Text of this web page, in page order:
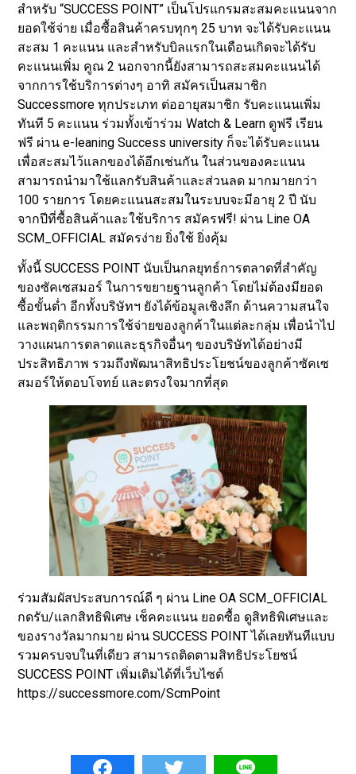
สำหรับ “SUCCESS POINT” เป็นโปรแกรมสะสมคะแนนจาก
ยอดใช้จ่าย เมื่อซื้อสินค้าครบทุกๆ 25 บาท จะได้รับคะแนน
สะสม 1 คะแนน และสำหรับบิลแรกในเดือนเกิดจะได้รับ
คะแนนเพิ่ม คูณ 2 นอกจากนี้ยังสามารถสะสมคะแนนได้
จากการใช้บริการต่างๆ อาทิ สมัครเป็นสมาชิก
Successmore ทุกประเภท ต่ออายุสมาชิก รับคะแนนเพิ่ม
ทันที 5 คะแนน ร่วมทั้งเข้าร่วม Watch & Learn ดูฟรี เรียน
ฟรี ผ่าน e-leaning Success university ก็จะได้รับคะแนน
เพื่อสะสมไว้แลกของได้อีกเช่นกัน ในส่วนของคะแนน
สามารถนำมาใช้แลกรับสินค้าและส่วนลด มากมายกว่า
100 รายการ โดยคะแนนสะสมในระบบจะมีอายุ 2 ปี นับ
จากปีที่ซื้อสินค้าและใช้บริการ สมัครฟรี! ผ่าน Line OA
SCM_OFFICIAL สมัครง่าย ยิ่งใช้ ยิ่งคุ้ม
ทั้งนี้ SUCCESS POINT นับเป็นกลยุทธ์การตลาดที่สำคัญ
ของซัคเซสมอร์ ในการขยายฐานลูกค้า โดยไม่ต้องมียอด
ซื้อขั้นต่ำ อีกทั้งบริษัทฯ ยังได้ข้อมูลเชิงลึก ด้านความสนใจ
และพฤติกรรมการใช้จ่ายของลูกค้าในแต่ละกลุ่ม เพื่อนำไป
วางแผนการตลาดและธุรกิจอื่นๆ ของบริษัทได้อย่างมี
ประสิทธิภาพ รวมถึงพัฒนาสิทธิประโยชน์ของลูกค้าซัคเซ
สมอร์ให้ตอบโจทย์ และตรงใจมากที่สุด
ร่วมสัมผัสประสบการณ์ดี ๆ ผ่าน Line OA SCM_OFFICIAL
กดรับ/แลกสิทธิพิเศษ เช็คคะแนน ยอดซื้อ ดูสิทธิพิเศษและ
ของรางวัลมากมาย ผ่าน SUCCESS POINT ได้เลยทันทีแบบ
รวมครบจบในที่เดียว สามารถติดตามสิทธิประโยชน์
SUCCESS POINT เพิ่มเติมได้ที่เว็บไซต์
https://successmore.com/ScmPoint